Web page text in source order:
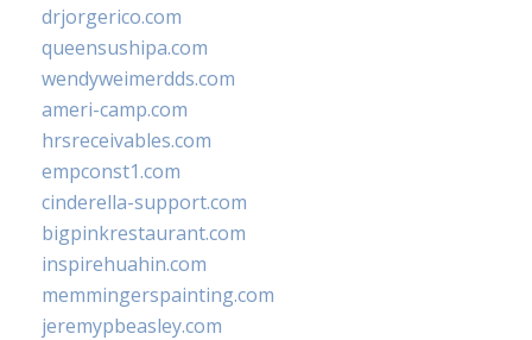
drjorgerico.com
queensushipa.com
wendyweimerdds.com
ameri-camp.com
hrsreceivables.com
empconst1.com
cinderella-support.com
bigpinkrestaurant.com
inspirehuahin.com
memmingerspainting.com
jeremypbeasley.com